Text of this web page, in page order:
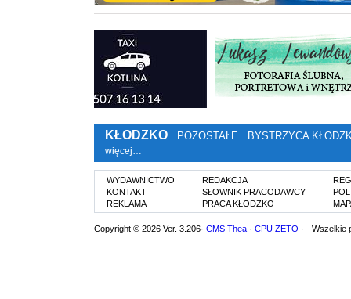
KŁODZKO POZOSTAŁE BYSTRZYCA
więcej…
WYDAWNICTWO
KONTAKT
REKLAMA
REDAKCJA
SŁOWNIK PRACODAWCY
PRACA KŁODZKO
Copyright © 2026 Ver. 3.206· CMS Thea · CPU ZETO · - Wszelkie